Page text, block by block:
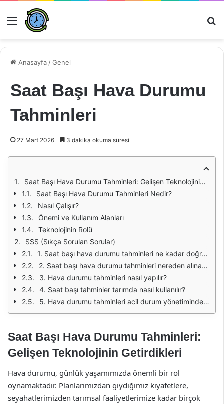
Menü
Anasayfa /Genel
Saat Başı Hava Durumu
Tahminleri
27 Mart 2026 3 dakika okuma süresi
Saat Başı Hava Durumu Tahminleri: Gelişen Teknolojinin Getirdikleri
Saat Başı Hava Durumu Tahminleri Nedir?
Nasıl Çalışır?
Önemi ve Kullanım Alanları
Teknolojinin Rolü
SSS (Sıkça Sorulan Sorular)
1. Saat başı hava durumu tahminleri ne kadar doğrudur?
2. Saat başı hava durumu tahminleri nereden alınabilir?
3. Hava durumu tahminleri nasıl yapılır?
4. Saat başı tahminler tarımda nasıl kullanılır?
5. Hava durumu tahminleri acil durum yönetiminde nasıl bir rol oynar?
Saat Başı Hava Durumu Tahminleri:
Gelişen Teknolojinin Getirdikleri
Hava durumu, günlük yaşamımızda önemli bir rol
oynamaktadır. Planlarımızdan giydiğimiz kıyafetlere,
seyahatlerimizden tarımsal faaliyetlerimize kadar birçok